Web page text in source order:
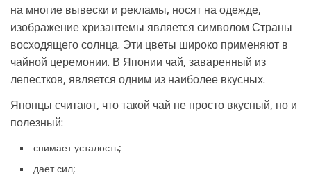
на многие вывески и рекламы, носят на одежде,
изображение хризантемы является символом Страны
восходящего солнца. Эти цветы широко применяют в
чайной церемонии. В Японии чай, заваренный из
лепестков, является одним из наиболее вкусных.
Японцы считают, что такой чай не просто вкусный, но и
полезный:
снимает усталость;
дает сил;